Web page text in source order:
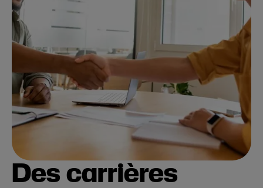
Des carrières